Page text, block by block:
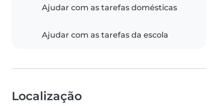
Ajudar com as tarefas domésticas
Ajudar com as tarefas da escola
Localização